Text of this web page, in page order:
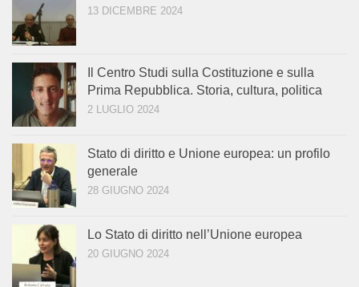
13 DICEMBRE 2024
Il Centro Studi sulla Costituzione e sulla
Prima Repubblica. Storia, cultura, politica
2 LUGLIO 2024
Stato di diritto e Unione europea: un profilo
generale
28 GIUGNO 2024
Lo Stato di diritto nell’Unione europea
20 GIUGNO 2024